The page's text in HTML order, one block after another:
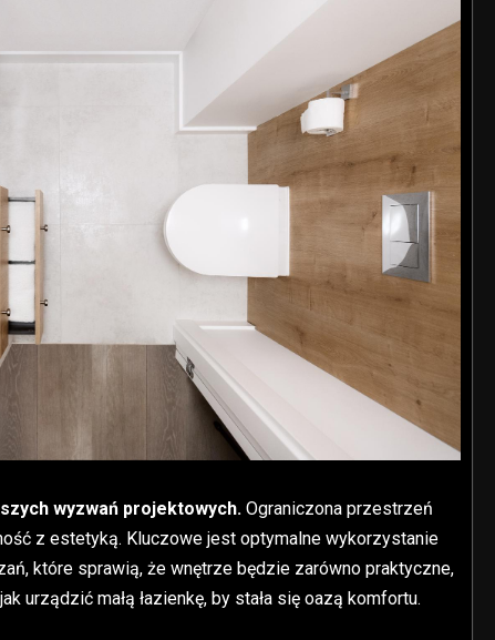
wyzwań projektowych. Ograniczona przestrzeń
z estetyką. Kluczowe jest optymalne wykorzystanie
które sprawią, że wnętrze będzie zarówno praktyczne,
urządzić małą łazienkę, by stała się oazą komfortu.